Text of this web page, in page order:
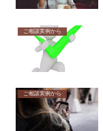
ご相談実例から
ご相談実例から